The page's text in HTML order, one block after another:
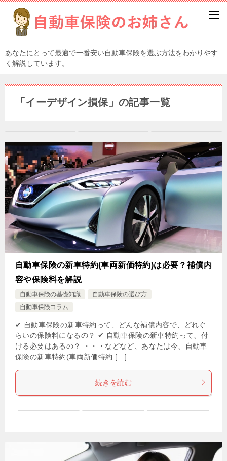
あなたにとって最適で一番安い自動車保険を選ぶ方法をわかりやす
く解説しています。
「イーデザイン損保」の記事一覧
自動車保険の新車特約(車両新価特約)は必要？補償内
容や保険料を解説
自動車保険の基礎知識
自動車保険の選び方
自動車保険コラム
✔ 自動車保険の新車特約って、どんな補償内容で、どれぐ
らいの保険料になるの？ ✔ 自動車保険の新車特約って、付
ける必要はあるの？ ・・・などなど、あなたは今、自動車
保険の新車特約(車両新価特約 […]
続きを読む